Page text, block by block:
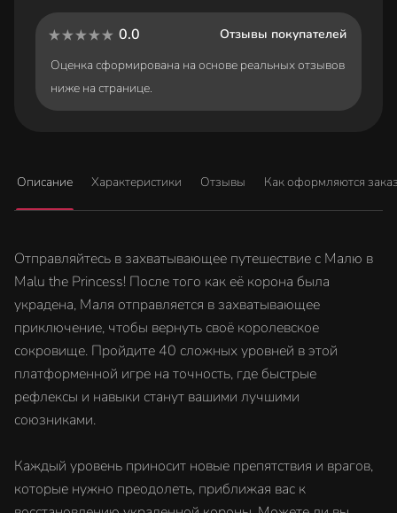
0.0
Отзывы покупателей
Оценка сформирована на основе реальных отзывов
ниже на странице.
Описание Характеристики Отзывы Как оформляются
Отправляйтесь в захватывающее путешествие с Малю в
Malu the Princess! После того как её корона была
украдена, Маля отправляется в захватывающее
приключение, чтобы вернуть своё королевское
сокровище. Пройдите 40 сложных уровней в этой
платформенной игре на точность, где быстрые
рефлексы и навыки станут вашими лучшими
союзниками.
Каждый уровень приносит новые препятствия и врагов,
которые нужно преодолеть, приближая вас к